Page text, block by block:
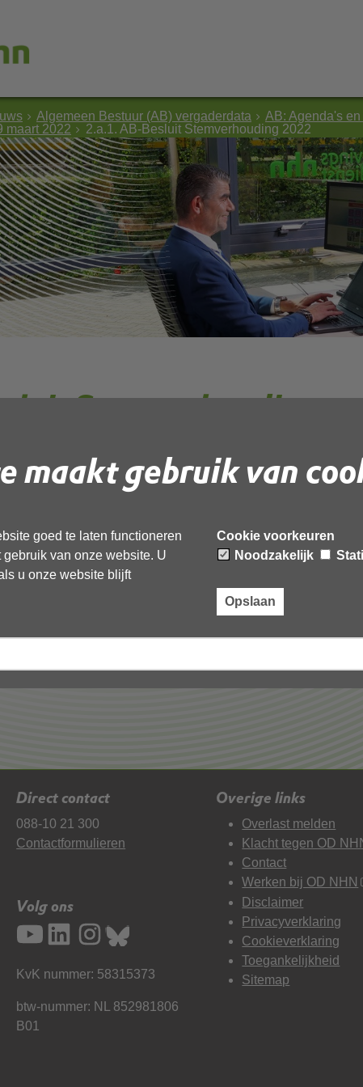
maakt gebruik van
goed te laten functioneren
van onze website. U
u onze website blijft
Cookie voorkeuren
Noodzakelijk
Opslaan
Algemeen Bestuur (AB) vergaderdata AB: Agenda's
maart 2022 2.a.1. AB-Besluit Stemverhouding 2022
Stemverhouding
2022’,
Direct contact
088-10 21 300
Contactformulieren
Volg ons
KvK nummer: 58315373
btw-nummer: NL 852981806
B01
Overige links
Overlast melden
Klacht tegen OD
Contact
Werken bij OD NHN
Disclaimer
Privacyverklaring
Cookieverklaring
Toegankelijkheid
Sitemap